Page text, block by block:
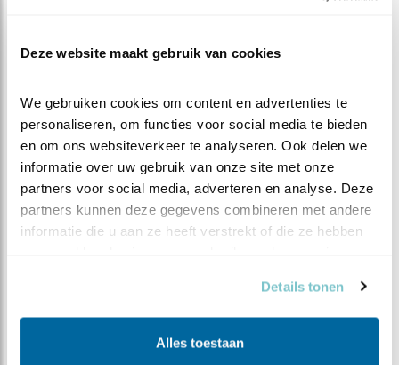
Deze website maakt gebruik van cookies
We gebruiken cookies om content en advertenties te
personaliseren, om functies voor social media te bieden
en om ons websiteverkeer te analyseren. Ook delen we
informatie over uw gebruik van onze site met onze
partners voor social media, adverteren en analyse. Deze
partners kunnen deze gegevens combineren met andere
informatie die u aan ze heeft verstrekt of die ze hebben
Details tonen
Alles toestaan
boven een woonwijk vliegt?
Hoeveel eieren leggen zeearenden
gemiddeld, en wanneer gaan ze dan
broeden?
Hoeveel zeearendparen zijn er in
Nederland
enige in dit gebied die hier broeden?